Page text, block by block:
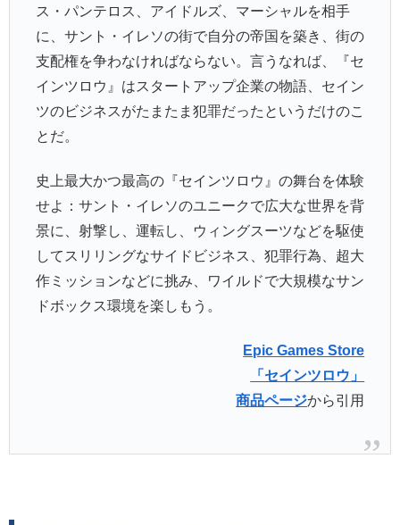
ス・パンテロス、アイドルズ、マーシャルを相手
に、サント・イレソの街で自分の帝国を築き、街の
支配権を争わなければならない。言うなれば、『セ
インツロウ』はスタートアップ企業の物語、セイン
ツのビジネスがたまたま犯罪だったというだけのこ
とだ。
史上最大かつ最高の『セインツロウ』の舞台を体験
せよ：サント・イレソのユニークで広大な世界を背
景に、射撃し、運転し、ウィングスーツなどを駆使
してスリリングなサイドビジネス、犯罪行為、超大
作ミッションなどに挑み、ワイルドで大規模なサン
ドボックス環境を楽しもう。
Epic Games Store
「セインツロウ」
商品ページから引用